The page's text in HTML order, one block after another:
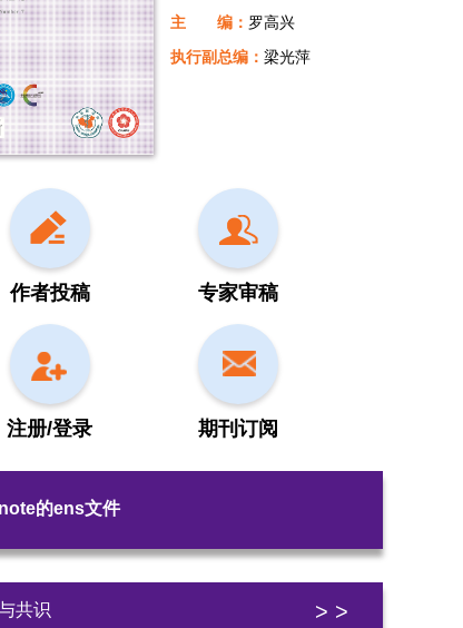
主 编： 罗高兴
执行副总编： 梁光萍
作者投稿 专家审稿
注册/登录 期刊订阅
的ens文件
共识 > >